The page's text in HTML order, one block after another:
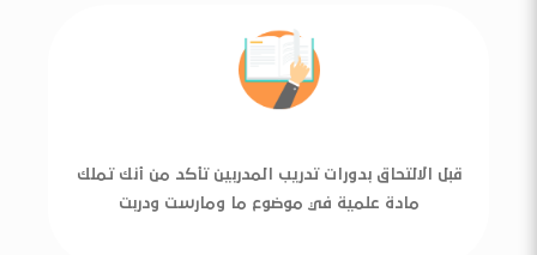
قبل الالتحاق بدورات تدريب المدربين تأكد من أنك تملك
مادة علمية في موضوع ما ومارست ودربت